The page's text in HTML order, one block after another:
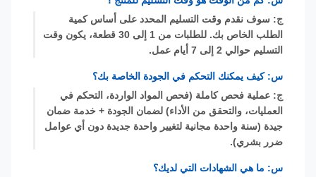
ج: سوف نقدم وقت التسليم المحدد على أساس كمية
الطلب الخاص بك. للطلبات من 1 إلى 30 قطعة، يكون وقت
التسليم حوالي 2 إلى 7 أيام عمل.
س: كيف يمكنك التحكم في الجودة الخاصة بك؟
ج: عملية فحص كاملة (فحص المواد الواردة، التحكم في
العمليات، والتحقق من الأداء) لضمان الجودة + خدمة ضمان
جيدة (سنة واحدة مجانية لتغيير واحدة جديدة دون أي عوامل
ضرر بشري).
س: ما هي الشهادات التي لديك؟